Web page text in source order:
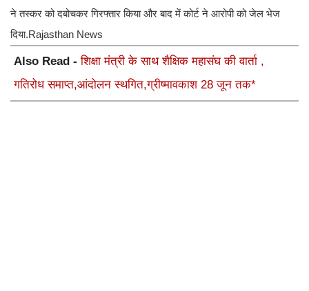
ने तस्कर को दबोचकर गिरफ्तार किया और बाद में कोर्ट ने आरोपी को जेल भेज
दिया.Rajasthan News
Also Read -शिक्षा मंत्री के साथ शैक्षिक महासंघ की वार्ता ,
गतिरोध समाप्त,आंदोलन स्थगित,ग्रीष्मावकाश 28 जून तक*